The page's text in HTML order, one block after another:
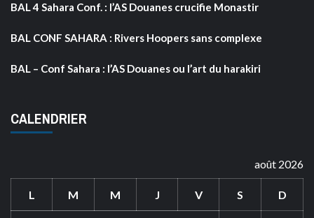
BAL 4 Sahara Conf. : l’AS Douanes crucifie Monastir
BAL CONF SAHARA : Rivers Hoopers sans complexe
BAL – Conf Sahara : l’AS Douanes ou l’art du harakiri
CALENDRIER
août 2026
L M M J V S D